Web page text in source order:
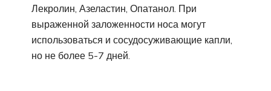
Лекролин, Азеластин, Опатанол. При
выраженной заложенности носа могут
использоваться и сосудосуживающие капли,
но не более 5-7 дней.